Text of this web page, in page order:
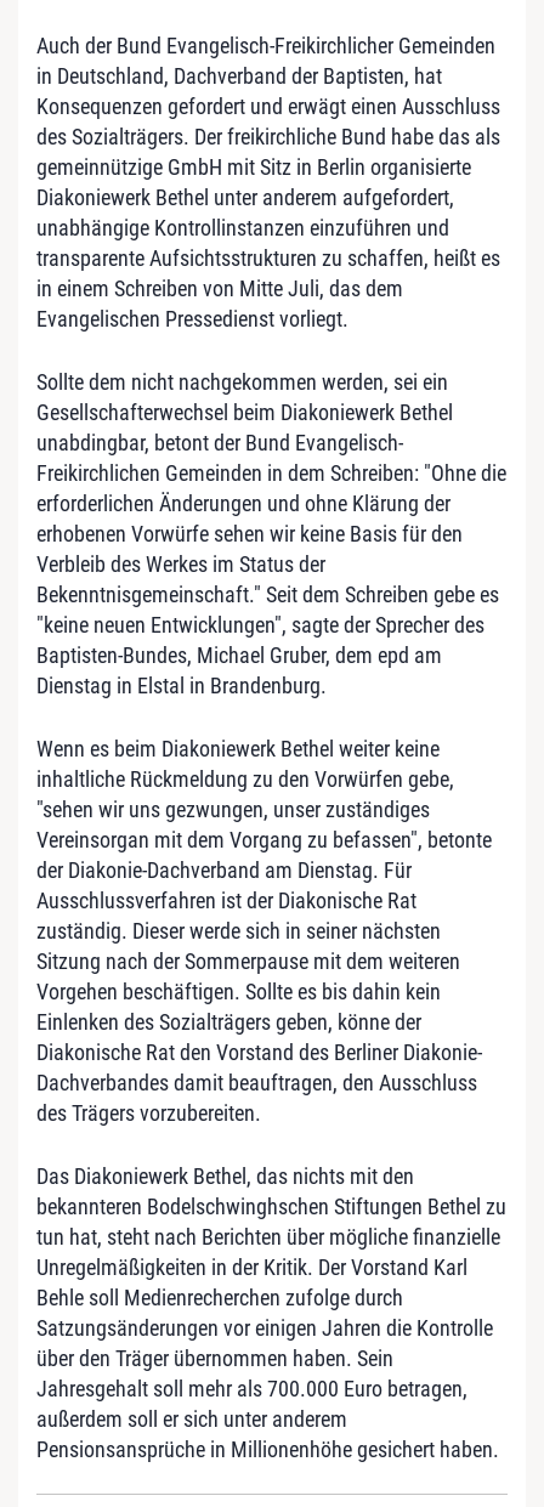
Auch der Bund Evangelisch-Freikirchlicher Gemeinden
in Deutschland, Dachverband der Baptisten, hat
Konsequenzen gefordert und erwägt einen Ausschluss
des Sozialträgers. Der freikirchliche Bund habe das als
gemeinnützige GmbH mit Sitz in Berlin organisierte
Diakoniewerk Bethel unter anderem aufgefordert,
unabhängige Kontrollinstanzen einzuführen und
transparente Aufsichtsstrukturen zu schaffen, heißt es
in einem Schreiben von Mitte Juli, das dem
Evangelischen Pressedienst vorliegt.
Sollte dem nicht nachgekommen werden, sei ein
Gesellschafterwechsel beim Diakoniewerk Bethel
unabdingbar, betont der Bund Evangelisch-
Freikirchlichen Gemeinden in dem Schreiben: "Ohne die
erforderlichen Änderungen und ohne Klärung der
erhobenen Vorwürfe sehen wir keine Basis für den
Verbleib des Werkes im Status der
Bekenntnisgemeinschaft." Seit dem Schreiben gebe es
"keine neuen Entwicklungen", sagte der Sprecher des
Baptisten-Bundes, Michael Gruber, dem epd am
Dienstag in Elstal in Brandenburg.
Wenn es beim Diakoniewerk Bethel weiter keine
inhaltliche Rückmeldung zu den Vorwürfen gebe,
"sehen wir uns gezwungen, unser zuständiges
Vereinsorgan mit dem Vorgang zu befassen", betonte
der Diakonie-Dachverband am Dienstag. Für
Ausschlussverfahren ist der Diakonische Rat
zuständig. Dieser werde sich in seiner nächsten
Sitzung nach der Sommerpause mit dem weiteren
Vorgehen beschäftigen. Sollte es bis dahin kein
Einlenken des Sozialträgers geben, könne der
Diakonische Rat den Vorstand des Berliner Diakonie-
Dachverbandes damit beauftragen, den Ausschluss
des Trägers vorzubereiten.
Das Diakoniewerk Bethel, das nichts mit den
bekannteren Bodelschwinghschen Stiftungen Bethel zu
tun hat, steht nach Berichten über mögliche finanzielle
Unregelmäßigkeiten in der Kritik. Der Vorstand Karl
Behle soll Medienrecherchen zufolge durch
Satzungsänderungen vor einigen Jahren die Kontrolle
über den Träger übernommen haben. Sein
Jahresgehalt soll mehr als 700.000 Euro betragen,
außerdem soll er sich unter anderem
Pensionsansprüche in Millionenhöhe gesichert haben.